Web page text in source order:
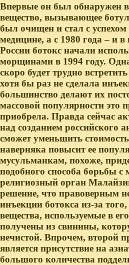
Впервые он был обнаружен
вещество, вызывающее
был очищен и стал с
медицине, а с 1980 года – и
России ботокс начали
морщинами в 1994 году.
скоро будет трудно
хотя бы раз не сделала
большинство делают их
массовой популярности это
приобрела. Правда сейчас
над созданием российского
сможет уменьшить
наверняка повысит ее
мусульманкам, похоже,
подобного способа борьбы
религиозный орган
решение, что правоверным
инъекции ботокса из-за
вещества, используемые в
получены из свинины,
нечистой. Впрочем, второй
является присутствие на
большого количества